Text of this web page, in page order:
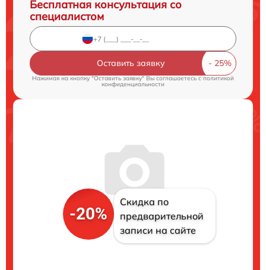
Бесплатная консультация со
специалистом
Оставить заявку
Нажимая на кнопку "Оставить заявку" Вы соглашаетесь c политикой
конфиденциальности
-20%
Скидка по
предварительной
записи на сайте